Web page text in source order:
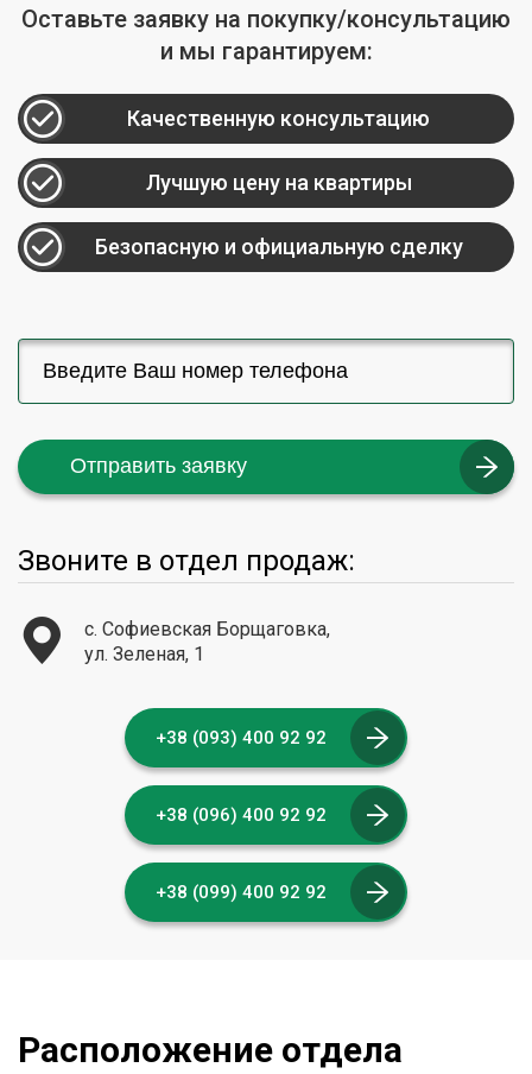
Оставьте заявку на покупку/консультацию
и мы гарантируем:
Качественную консультацию
Лучшую цену на квартиры
Безопасную и официальную сделку
Отправить заявку
Звоните в отдел продаж:
с. Софиевская Борщаговка,
ул. Зеленая, 1
+38 (093) 400 92 92
+38 (096) 400 92 92
+38 (099) 400 92 92
Расположение отдела